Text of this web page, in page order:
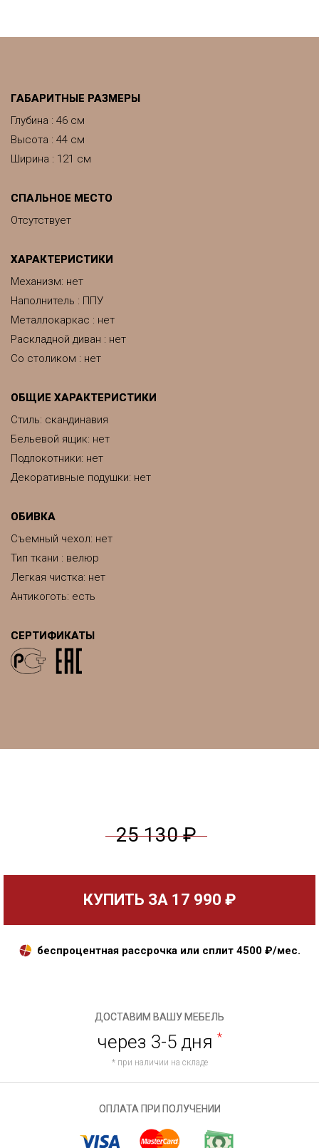
ГАБАРИТНЫЕ РАЗМЕРЫ
Глубина : 46 см
Высота : 44 см
Ширина : 121 см
СПАЛЬНОЕ МЕСТО
Отсутствует
ХАРАКТЕРИСТИКИ
Механизм: нет
Наполнитель : ППУ
Металлокаркас : нет
Раскладной диван : нет
Со столиком : нет
ОБЩИЕ ХАРАКТЕРИСТИКИ
Стиль: скандинавия
Бельевой ящик: нет
Подлокотники: нет
Декоративные подушки: нет
ОБИВКА
Съемный чехол: нет
Тип ткани : велюр
Легкая чистка: нет
Антикоготь: есть
СЕРТИФИКАТЫ
25 130 ₽
КУПИТЬ ЗА 17 990 ₽
беспроцентная рассрочка или сплит 4500 ₽/мес.
ДОСТАВИМ ВАШУ МЕБЕЛЬ
через 3-5 дня *
* при наличии на складе
ОПЛАТА ПРИ ПОЛУЧЕНИИ